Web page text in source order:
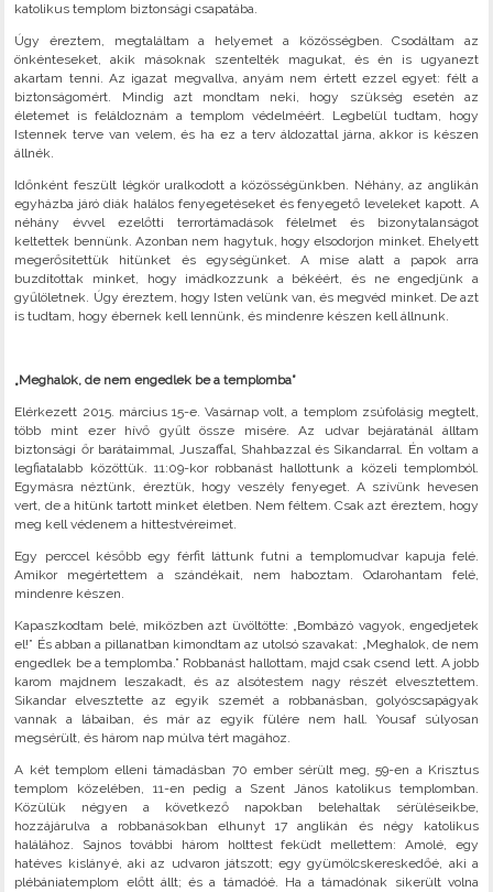
katolikus templom biztonsági csapatába.
Úgy éreztem, megtaláltam a helyemet a közösségben. Csodáltam az
önkénteseket, akik másoknak szentelték magukat, és én is ugyanezt
akartam tenni. Az igazat megvallva, anyám nem értett ezzel egyet: félt a
biztonságomért. Mindig azt mondtam neki, hogy szükség esetén az
életemet is feláldoznám a templom védelméért. Legbelül tudtam, hogy
Istennek terve van velem, és ha ez a terv áldozattal járna, akkor is készen
állnék.
Időnként feszült légkör uralkodott a közösségünkben. Néhány, az anglikán
egyházba járó diák halálos fenyegetéseket és fenyegető leveleket kapott. A
néhány évvel ezelőtti terrortámadások félelmet és bizonytalanságot
keltettek bennünk. Azonban nem hagytuk, hogy elsodorjon minket. Ehelyett
megerősítettük hitünket és egységünket. A mise alatt a papok arra
buzdítottak minket, hogy imádkozzunk a békéért, és ne engedjünk a
gyűlöletnek. Úgy éreztem, hogy Isten velünk van, és megvéd minket. De azt
is tudtam, hogy ébernek kell lennünk, és mindenre készen kell állnunk.
„Meghalok, de nem engedlek be a templomba”
Elérkezett 2015. március 15-e. Vasárnap volt, a templom zsúfolásig megtelt,
több mint ezer hívő gyűlt össze misére. Az udvar bejáratánál álltam
biztonsági őr barátaimmal, Juszaffal, Shahbazzal és Sikandarral. Én voltam a
legfiatalabb közöttük. 11:09-kor robbanást hallottunk a közeli templomból.
Egymásra néztünk, éreztük, hogy veszély fenyeget. A szívünk hevesen
vert, de a hitünk tartott minket életben. Nem féltem. Csak azt éreztem, hogy
meg kell védenem a hittestvéreimet.
Egy perccel később egy férfit láttunk futni a templomudvar kapuja felé.
Amikor megértettem a szándékait, nem haboztam. Odarohantam felé,
mindenre készen.
Kapaszkodtam belé, miközben azt üvöltötte: „Bombázó vagyok, engedjetek
el!” És abban a pillanatban kimondtam az utolsó szavakat: „Meghalok, de nem
engedlek be a templomba.” Robbanást hallottam, majd csak csend lett. A jobb
karom majdnem leszakadt, és az alsótestem nagy részét elvesztettem.
Sikandar elvesztette az egyik szemét a robbanásban, golyóscsapágyak
vannak a lábaiban, és már az egyik fülére nem hall. Yousaf súlyosan
megsérült, és három nap múlva tért magához.
A két templom elleni támadásban 70 ember sérült meg, 59-en a Krisztus
templom közelében, 11-en pedig a Szent János katolikus templomban.
Közülük négyen a következő napokban belehaltak sérüléseikbe,
hozzájárulva a robbanásokban elhunyt 17 anglikán és négy katolikus
halálához. Sajnos további három holttest feküdt mellettem: Amolé, egy
hatéves kislányé, aki az udvaron játszott; egy gyümölcskereskedőé, aki a
plébániatemplom előtt állt; és a támadóé. Ha a támadónak sikerült volna